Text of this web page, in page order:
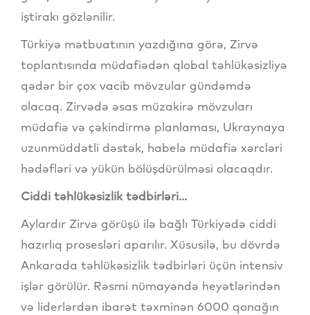
iştirakı gözlənilir.
Türkiyə mətbuatının yazdığına görə, Zirvə
toplantısında müdafiədən qlobal təhlükəsizliyə
qədər bir çox vacib mövzular gündəmdə
olacaq. Zirvədə əsas müzakirə mövzuları
müdafiə və çəkindirmə planlaması, Ukraynaya
uzunmüddətli dəstək, habelə müdafiə xərcləri
hədəfləri və yükün bölüşdürülməsi olacaqdır.
Ciddi təhlükəsizlik tədbirləri...
Aylardır Zirvə görüşü ilə bağlı Türkiyədə ciddi
hazırlıq prosesləri aparılır. Xüsusilə, bu dövrdə
Ankarada təhlükəsizlik tədbirləri üçün intensiv
işlər görülür. Rəsmi nümayəndə heyətlərindən
və liderlərdən ibarət təxminən 6000 qonağın